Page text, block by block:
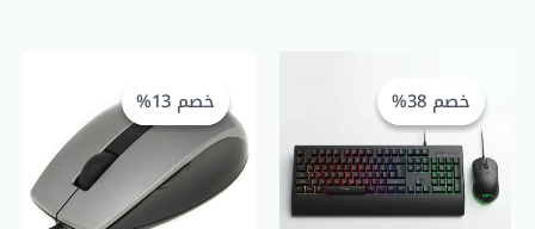
خصم 38%
خصم 38%
EGP 885,00.
EGP 550,00.
خصم 13%
خصم 13%
260,00.
225,00.